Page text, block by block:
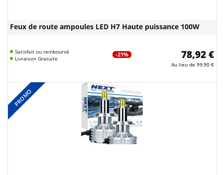
Feux de route ampoules LED H7 Haute puissance 100W
Satisfait ou remboursé
Livraison Gratuite
-21% 78,92 €
Au lieu de 99,90 €
PROMO